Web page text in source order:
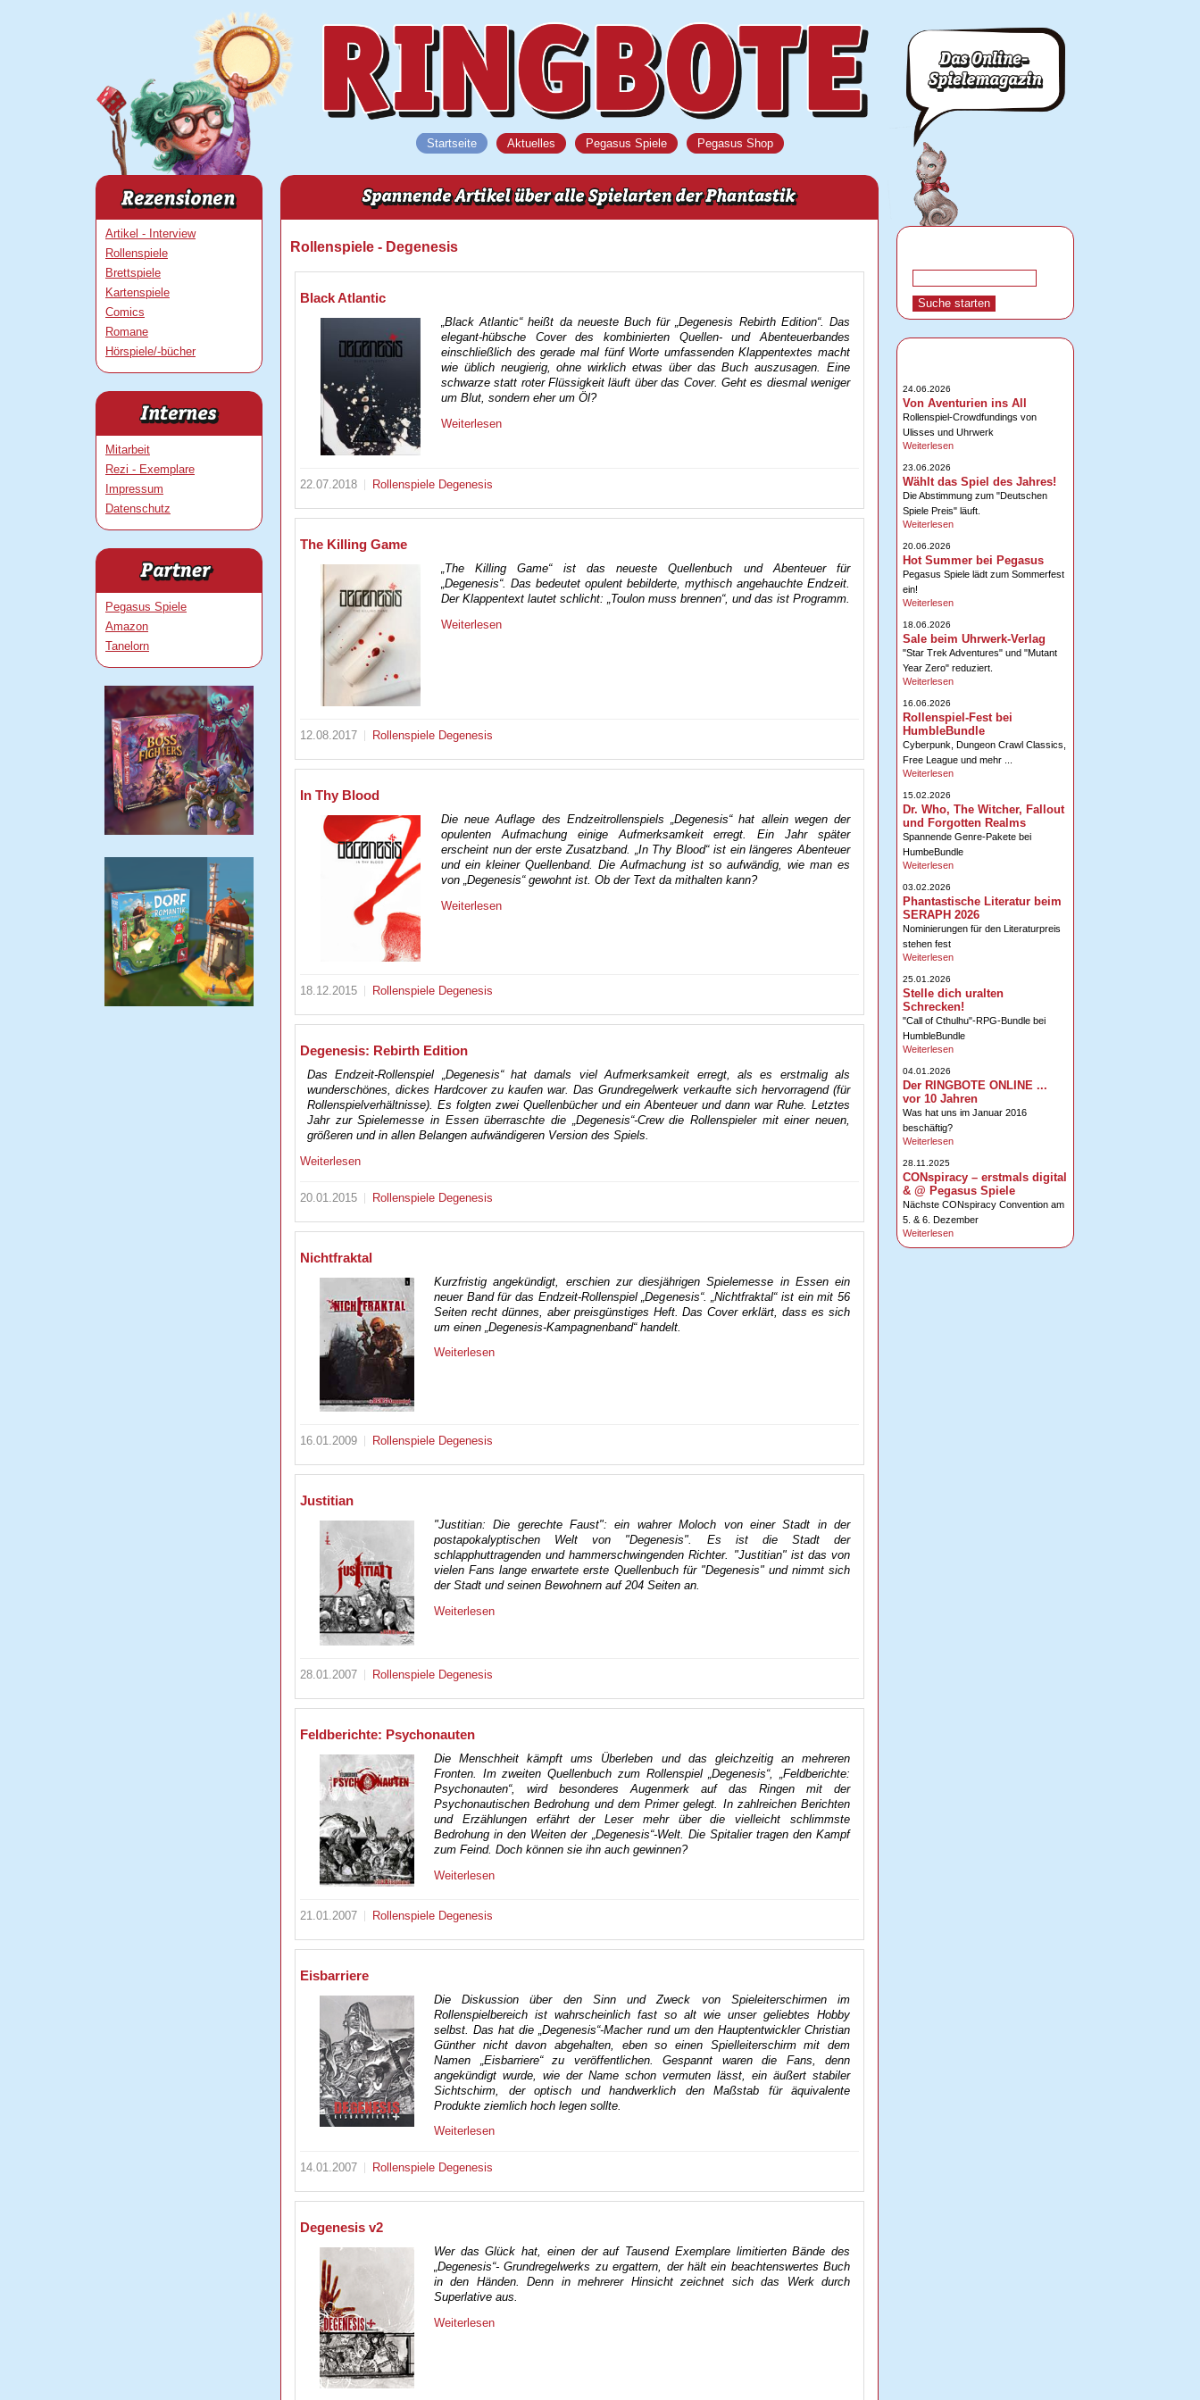
Startseite Aktuelles Pegasus Spiele Pegasus Shop
Artikel - Interview
Rollenspiele
Brettspiele
Kartenspiele
Comics
Romane
Hörspiele/-bücher
Mitarbeit
Rezi - Exemplare
Impressum
Datenschutz
Pegasus Spiele
Amazon
Tanelorn
Rollenspiele - Degenesis
Black Atlantic
„Black Atlantic“ heißt da neueste Buch für „Degenesis Rebirth Edition“. Das
elegant-hübsche Cover des kombinierten Quellen- und Abenteuerbandes
einschließlich des gerade mal fünf Worte umfassenden Klappentextes macht
wie üblich neugierig, ohne wirklich etwas über das Buch auszusagen. Eine
schwarze statt roter Flüssigkeit läuft über das Cover. Geht es diesmal weniger
um Blut, sondern eher um Öl?
Weiterlesen
22.07.2018 Rollenspiele Degenesis
The Killing Game
„The Killing Game“ ist das neueste Quellenbuch und Abenteuer für
„Degenesis“. Das bedeutet opulent bebilderte, mythisch angehauchte Endzeit.
Der Klappentext lautet schlicht: „Toulon muss brennen“, und das ist Programm.
Weiterlesen
12.08.2017 Rollenspiele Degenesis
In Thy Blood
Die neue Auflage des Endzeitrollenspiels „Degenesis“ hat allein wegen der
opulenten Aufmachung einige Aufmerksamkeit erregt. Ein Jahr später
erscheint nun der erste Zusatzband. „In Thy Blood“ ist ein längeres Abenteuer
und ein kleiner Quellenband. Die Aufmachung ist so aufwändig, wie man es
von „Degenesis“ gewohnt ist. Ob der Text da mithalten kann?
Weiterlesen
18.12.2015 Rollenspiele Degenesis
Degenesis: Rebirth Edition
Das Endzeit-Rollenspiel „Degenesis“ hat damals viel Aufmerksamkeit erregt, als es erstmalig als
wunderschönes, dickes Hardcover zu kaufen war. Das Grundregelwerk verkaufte sich hervorragend (für
Rollenspielverhältnisse). Es folgten zwei Quellenbücher und ein Abenteuer und dann war Ruhe. Letztes
Jahr zur Spielemesse in Essen überraschte die „Degenesis“-Crew die Rollenspieler mit einer neuen,
größeren und in allen Belangen aufwändigeren Version des Spiels.
Weiterlesen
20.01.2015 Rollenspiele Degenesis
Nichtfraktal
Kurzfristig angekündigt, erschien zur diesjährigen Spielemesse in Essen ein
neuer Band für das Endzeit-Rollenspiel „Degenesis“. „Nichtfraktal“ ist ein mit 56
Seiten recht dünnes, aber preisgünstiges Heft. Das Cover erklärt, dass es sich
um einen „Degenesis-Kampagnenband“ handelt.
Weiterlesen
16.01.2009 Rollenspiele Degenesis
Justitian
"Justitian: Die gerechte Faust": ein wahrer Moloch von einer Stadt in der
postapokalyptischen Welt von "Degenesis". Es ist die Stadt der
schlapphuttragenden und hammerschwingenden Richter. "Justitian" ist das von
vielen Fans lange erwartete erste Quellenbuch für "Degenesis" und nimmt sich
der Stadt und seinen Bewohnern auf 204 Seiten an.
Weiterlesen
28.01.2007 Rollenspiele Degenesis
Feldberichte: Psychonauten
Die Menschheit kämpft ums Überleben und das gleichzeitig an mehreren
Fronten. Im zweiten Quellenbuch zum Rollenspiel „Degenesis“, „Feldberichte:
Psychonauten“, wird besonderes Augenmerk auf das Ringen mit der
Psychonautischen Bedrohung und dem Primer gelegt. In zahlreichen Berichten
und Erzählungen erfährt der Leser mehr über die vielleicht schlimmste
Bedrohung in den Weiten der „Degenesis“-Welt. Die Spitalier tragen den Kampf
zum Feind. Doch können sie ihn auch gewinnen?
Weiterlesen
21.01.2007 Rollenspiele Degenesis
Eisbarriere
Die Diskussion über den Sinn und Zweck von Spieleiterschirmen im
Rollenspielbereich ist wahrscheinlich fast so alt wie unser geliebtes Hobby
selbst. Das hat die „Degenesis“-Macher rund um den Hauptentwickler Christian
Günther nicht davon abgehalten, eben so einen Spielleiterschirm mit dem
Namen „Eisbarriere“ zu veröffentlichen. Gespannt waren die Fans, denn
angekündigt wurde, wie der Name schon vermuten lässt, ein äußert stabiler
Sichtschirm, der optisch und handwerklich den Maßstab für äquivalente
Produkte ziemlich hoch legen sollte.
Weiterlesen
14.01.2007 Rollenspiele Degenesis
Degenesis v2
Wer das Glück hat, einen der auf Tausend Exemplare limitierten Bände des
„Degenesis“- Grundregelwerks zu ergattern, der hält ein beachtenswertes Buch
in den Händen. Denn in mehrerer Hinsicht zeichnet sich das Werk durch
Superlative aus.
Weiterlesen
24.06.2026
Von Aventurien ins All
Rollenspiel-Crowdfundings von
Ulisses und Uhrwerk
Weiterlesen
23.06.2026
Wählt das Spiel des Jahres!
Die Abstimmung zum "Deutschen
Spiele Preis" läuft.
Weiterlesen
20.06.2026
Hot Summer bei Pegasus
Pegasus Spiele lädt zum Sommerfest
ein!
Weiterlesen
18.06.2026
Sale beim Uhrwerk-Verlag
"Star Trek Adventures" und "Mutant
Year Zero" reduziert.
Weiterlesen
16.06.2026
Rollenspiel-Fest bei
HumbleBundle
Cyberpunk, Dungeon Crawl Classics,
Free League und mehr ...
Weiterlesen
15.02.2026
Dr. Who, The Witcher, Fallout
und Forgotten Realms
Spannende Genre-Pakete bei
HumbeBundle
Weiterlesen
03.02.2026
Phantastische Literatur beim
SERAPH 2026
Nominierungen für den Literaturpreis
stehen fest
Weiterlesen
25.01.2026
Stelle dich uralten
Schrecken!
"Call of Cthulhu"-RPG-Bundle bei
HumbleBundle
Weiterlesen
04.01.2026
Der RINGBOTE ONLINE ...
vor 10 Jahren
Was hat uns im Januar 2016
beschäftig?
Weiterlesen
28.11.2025
CONspiracy – erstmals digital
& @ Pegasus Spiele
Nächste CONspiracy Convention am
5. & 6. Dezember
Weiterlesen